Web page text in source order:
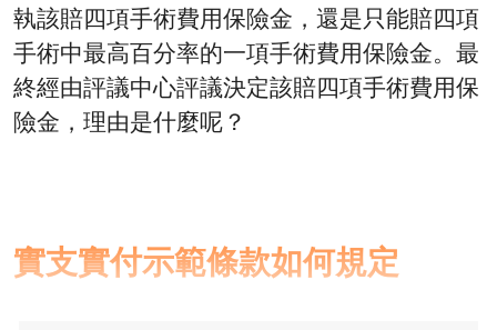
執該賠四項手術費用保險金，還是只能賠四項
手術中最高百分率的一項手術費用保險金。最
終經由評議中心評議決定該賠四項手術費用保
險金，理由是什麼呢？
實支實付示範條款如何規定